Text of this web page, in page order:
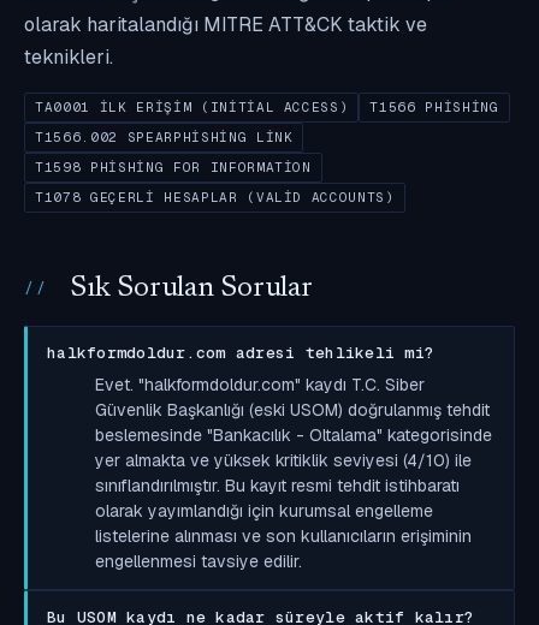
olarak haritalandığı MITRE ATT&CK taktik ve
teknikleri.
TA0001 İLK ERIŞIM (INITIAL ACCESS)
T1566 PHISHING
T1566.002 SPEARPHISHING LINK
T1598 PHISHING FOR INFORMATION
T1078 GEÇERLI HESAPLAR (VALID ACCOUNTS)
Sık Sorulan Sorular
halkformdoldur.com adresi tehlikeli mi?
Evet. "halkformdoldur.com" kaydı T.C. Siber
Güvenlik Başkanlığı (eski USOM) doğrulanmış tehdit
beslemesinde "Bankacılık - Oltalama" kategorisinde
yer almakta ve yüksek kritiklik seviyesi (4/10) ile
sınıflandırılmıştır. Bu kayıt resmi tehdit istihbaratı
olarak yayımlandığı için kurumsal engelleme
listelerine alınması ve son kullanıcıların erişiminin
engellenmesi tavsiye edilir.
Bu USOM kaydı ne kadar süreyle aktif kalır?